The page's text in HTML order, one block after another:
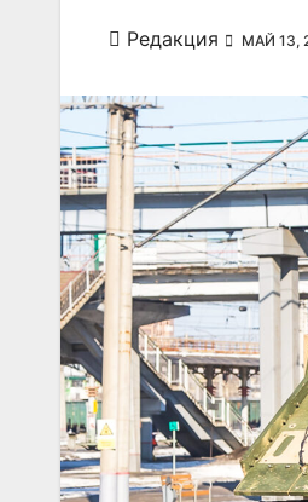
Редакция МАЙ 13,